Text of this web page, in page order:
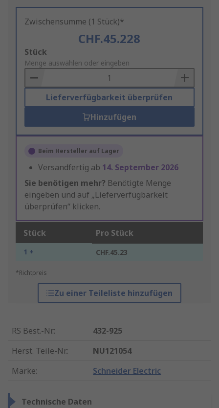
Zwischensumme (1 Stück)*
CHF.45.228
Add
to
Basket
Stück
Menge auswählen oder eingeben
Lieferverfügbarkeit überprüfen
Hinzufügen
Beim Hersteller auf Lager
Versandfertig ab 14. September 2026
Sie benötigen mehr? Benötigte Menge
eingeben und auf „Lieferverfügbarkeit
überprüfen“ klicken.
Stück Pro Stück
1 + CHF.45.23
*Richtpreis
Zu einer Teileliste hinzufügen
RS Best.-Nr.:
432-925
Herst. Teile-Nr.:
NU121054
Marke: Schneider Electric
Technische Daten